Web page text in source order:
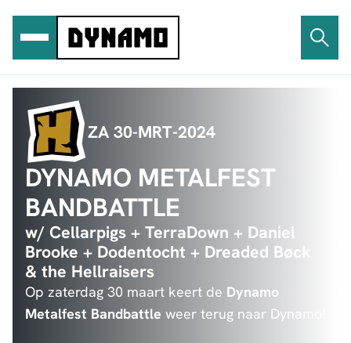
inhoud
ZA 30-MRT-2024
DYNAMO METALFEST
BANDBATTLE
w/ Cellarpigs + TerraDown + Daniel
Brooke + Dodentocht + Dreaded Bøck
& the Hellraisers
Op zaterdag 30 maart keert de Dynamo
Metalfest Bandbattle weer terug naar Dynamo!